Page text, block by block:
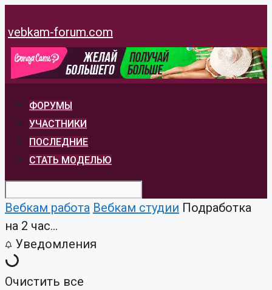
к
содержимому
vebkam-forum.com
ФОРУМЫ
УЧАСТНИКИ
ПОСЛЕДНИЕ
СТАТЬ МОДЕЛЬЮ
Вебкам работа Вебкам студии Подработка
на 2 час...
Уведомления
Очистить все